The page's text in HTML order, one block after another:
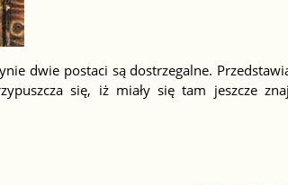
dwie postaci są dostrzegalne.
się, iż miały się tam jeszcze